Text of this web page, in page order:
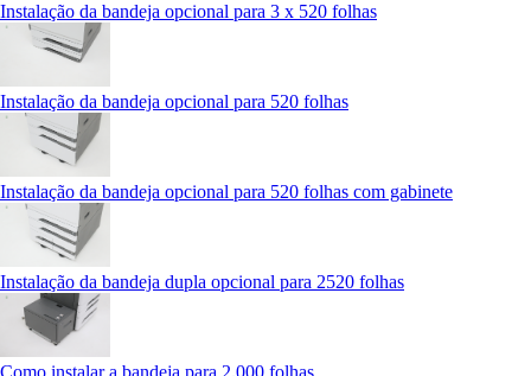
Instalação da bandeja opcional para 3 x 520 folhas
Instalação da bandeja opcional para 520 folhas
Instalação da bandeja opcional para 520 folhas com gabinete
Instalação da bandeja dupla opcional para 2520 folhas